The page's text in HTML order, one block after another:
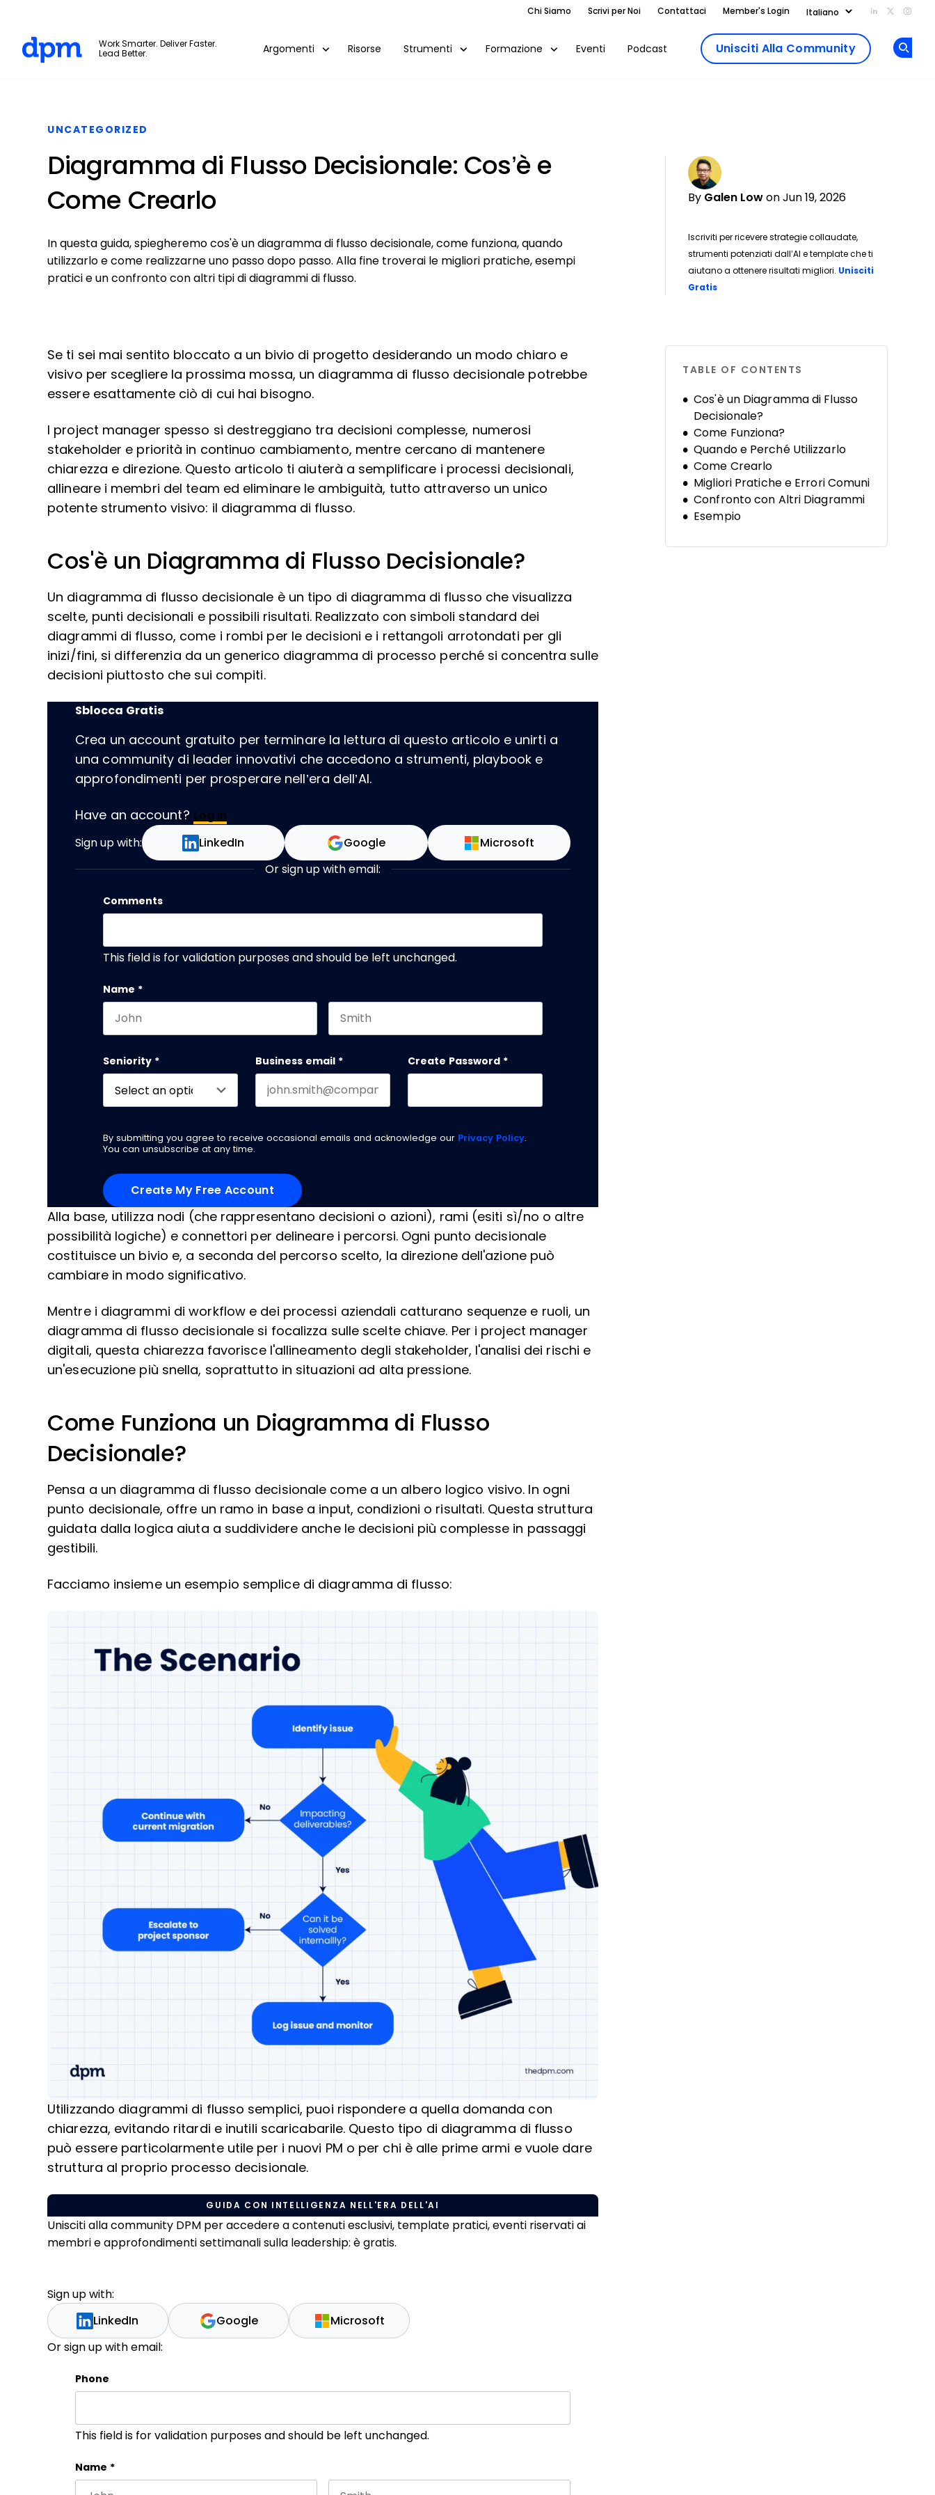
Chi Siamo Scrivi per Noi Contattaci Member's Login Add us on
Follow
Work Smarter. Deliver Faster.
Lead Better.
Argomenti Risorse Strumenti Formazione Eventi Podcast Unisciti Alla Community
UNCATEGORIZED
Diagramma di Flusso Decisionale: Cos’è e
Come Crearlo
By Galen Low on Jun 19, 2026
Iscriviti per ricevere strategie collaudate,
strumenti potenziati dall’AI e template che ti
aiutano a ottenere risultati migliori. Unisciti
GratisOpens new window
In questa guida, spiegheremo cos'è un diagramma di flusso decisionale, come funziona, quando
utilizzarlo e come realizzarne uno passo dopo passo. Alla fine troverai le migliori pratiche, esempi
pratici e un confronto con altri tipi di diagrammi di flusso.
Se ti sei mai sentito bloccato a un bivio di progetto desiderando un modo chiaro e
visivo per scegliere la prossima mossa, un diagramma di flusso decisionale potrebbe
essere esattamente ciò di cui hai bisogno.
I project manager spesso si destreggiano tra decisioni complesse, numerosi
stakeholder e priorità in continuo cambiamento, mentre cercano di mantenere
chiarezza e direzione. Questo articolo ti aiuterà a semplificare i processi decisionali,
allineare i membri del team ed eliminare le ambiguità, tutto attraverso un unico
potente strumento visivo: il diagramma di flusso.
Cos'è un Diagramma di Flusso Decisionale?
Un diagramma di flusso decisionale è un tipo di diagramma di flusso che visualizza
scelte, punti decisionali e possibili risultati. Realizzato con simboli standard dei
diagrammi di flusso, come i rombi per le decisioni e i rettangoli arrotondati per gli
inizi/fini, si differenzia da un generico diagramma di processo perché si concentra sulle
decisioni piuttosto che sui compiti.
Sblocca Gratis
Crea un account gratuito per terminare la lettura di questo articolo e unirti a
una community di leader innovativi che accedono a strumenti, playbook e
approfondimenti per prosperare nell’era dell’AI.
Have an account? Log In
Sign up with: LinkedIn Google Microsoft
Or sign up with email:
Comments
This field is for validation purposes and should be left unchanged.
Name *
Seniority * Business email * Create Password *
By submitting you agree to receive occasional emails and acknowledge our Privacy Policy.
You can unsubscribe at any time.
Alla base, utilizza nodi (che rappresentano decisioni o azioni), rami (esiti sì/no o altre
possibilità logiche) e connettori per delineare i percorsi. Ogni punto decisionale
costituisce un bivio e, a seconda del percorso scelto, la direzione dell'azione può
cambiare in modo significativo.
Mentre i diagrammi di workflow e dei processi aziendali catturano sequenze e ruoli, un
diagramma di flusso decisionale si focalizza sulle scelte chiave. Per i project manager
digitali, questa chiarezza favorisce l'allineamento degli stakeholder, l'analisi dei rischi e
un'esecuzione più snella, soprattutto in situazioni ad alta pressione.
Come Funziona un Diagramma di Flusso
Decisionale?
Pensa a un diagramma di flusso decisionale come a un albero logico visivo. In ogni
punto decisionale, offre un ramo in base a input, condizioni o risultati. Questa struttura
guidata dalla logica aiuta a suddividere anche le decisioni più complesse in passaggi
gestibili.
Facciamo insieme un esempio semplice di diagramma di flusso:
Utilizzando diagrammi di flusso semplici, puoi rispondere a quella domanda con
chiarezza, evitando ritardi e inutili scaricabarile. Questo tipo di diagramma di flusso
può essere particolarmente utile per i nuovi PM o per chi è alle prime armi e vuole dare
struttura al proprio processo decisionale.
GUIDA CON INTELLIGENZA NELL'ERA DELL'AI
Unisciti alla community DPM per accedere a contenuti esclusivi, template pratici, eventi riservati ai
membri e approfondimenti settimanali sulla leadership: è gratis.
Sign up with:
LinkedIn Google Microsoft
Or sign up with email:
Phone
This field is for validation purposes and should be left unchanged.
Name *
TABLE OF CONTENTS
Cos'è un Diagramma di Flusso
Decisionale?
Come Funziona?
Quando e Perché Utilizzarlo
Come Crearlo
Migliori Pratiche e Errori Comuni
Confronto con Altri Diagrammi
Esempio